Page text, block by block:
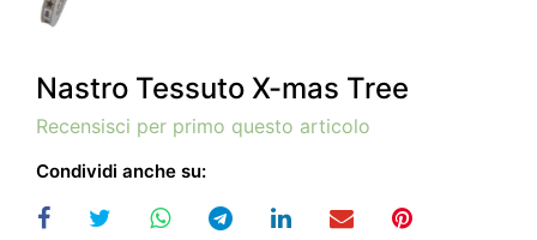
Nastro Tessuto X-mas Tree
Recensisci per primo questo articolo
Condividi anche su: